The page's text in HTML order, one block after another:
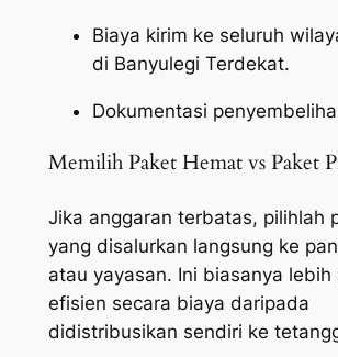
Biaya kirim ke seluruh
di Banyulegi Terdekat.
Dokumentasi
Memilih Paket Hemat vs Paket
Jika anggaran terbatas, pilihlah
yang disalurkan langsung ke
atau yayasan. Ini biasanya lebih
efisien secara biaya daripada
didistribusikan sendiri ke